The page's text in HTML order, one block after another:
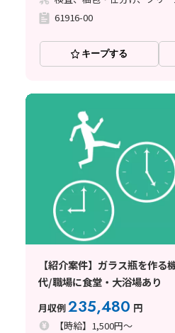
61916-00
キープする
【紹介案件】ガラス瓶を作
代/職場に食堂・大浴場あり
月収例235,480 円
【時給】1,500円～